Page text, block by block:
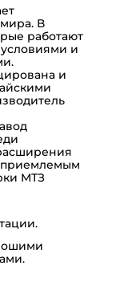
В
работают
и
и
приемлемым
МТЗ